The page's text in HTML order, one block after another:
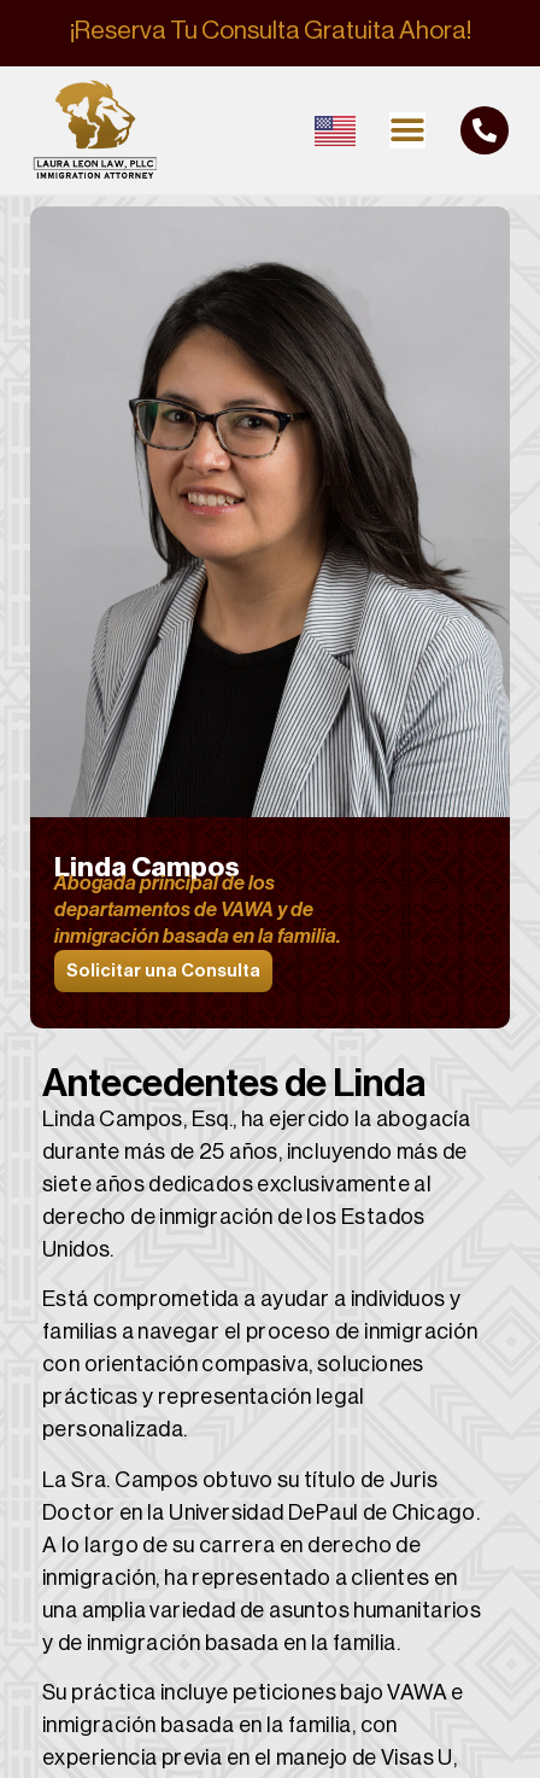
¡Reserva Tu Consulta Gratuita Ahora!
Linda Campos
Abogada principal de los
departamentos de VAWA y de
inmigración basada en la familia.
Solicitar una Consulta
Antecedentes de Linda
Linda Campos, Esq., ha ejercido la abogacía
durante más de 25 años, incluyendo más de
siete años dedicados exclusivamente al
derecho de inmigración de los Estados
Unidos.
Está comprometida a ayudar a individuos y
familias a navegar el proceso de inmigración
con orientación compasiva, soluciones
prácticas y representación legal
personalizada.
La Sra. Campos obtuvo su título de Juris
Doctor en la Universidad DePaul de Chicago.
A lo largo de su carrera en derecho de
inmigración, ha representado a clientes en
una amplia variedad de asuntos humanitarios
y de inmigración basada en la familia.
Su práctica incluye peticiones bajo VAWA e
inmigración basada en la familia, con
experiencia previa en el manejo de Visas U,